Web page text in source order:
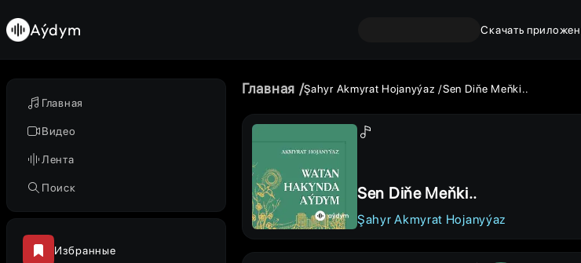
Главная
Видео
Лента
Поиск
Избранные
Aýdym Скачать
Главная Şahyr Akmyrat Hojanyýaz Sen Diňe Meňki..
Sen Diňe Meňki..
Şahyr Akmyrat Hojanyýaz